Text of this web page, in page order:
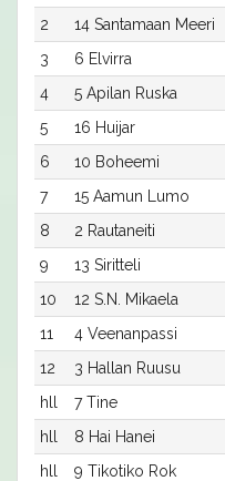
2
14 Santamaan Meeri
3
6 Elvirra
4
5 Apilan Ruska
5
16 Huijar
6
10 Boheemi
7
15 Aamun Lumo
8
2 Rautaneiti
9
13 Siritteli
10
12 S.N. Mikaela
11
4 Veenanpassi
12
3 Hallan Ruusu
hll
7 Tine
hll
8 Hai Hanei
hll
9 Tikotiko Rok